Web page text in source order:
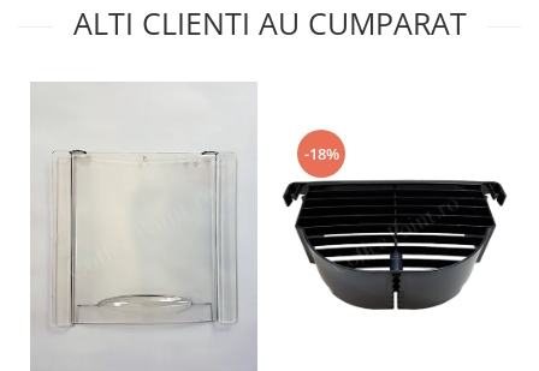
ALTI CLIENTI AU CUMPARAT
-18%